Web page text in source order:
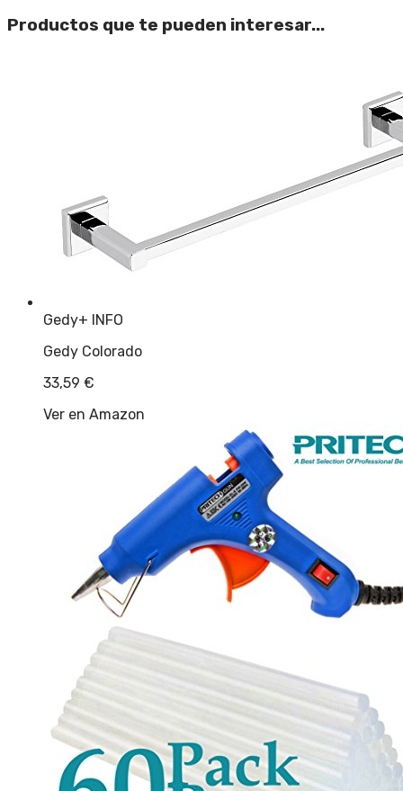
Productos que te pueden interesar...
Gedy+ INFO
Gedy Colorado
33,59 €
Ver en Amazon